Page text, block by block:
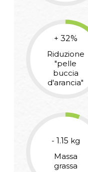
+ 32%
Riduzione
"pelle
buccia
d'arancia"
- 1.15 kg
Massa
grassa